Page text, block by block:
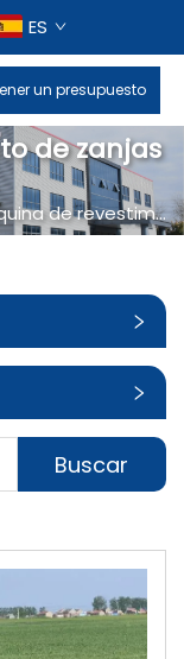
ES
un presupuesto
de zanjas
de revestimiento de zanjas
Buscar